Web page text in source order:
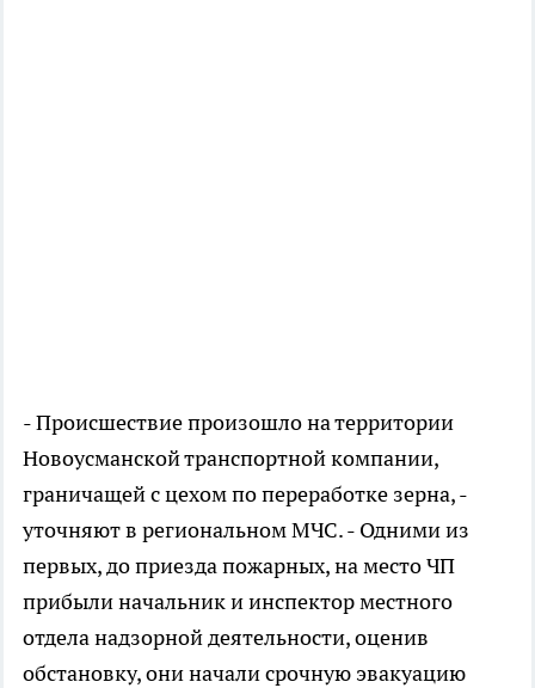
- Происшествие произошло на территории
Новоусманской транспортной компании,
граничащей с цехом по переработке зерна, -
уточняют в региональном МЧС. - Одними из
первых, до приезда пожарных, на место ЧП
прибыли начальник и инспектор местного
отдела надзорной деятельности, оценив
обстановку, они начали срочную эвакуацию